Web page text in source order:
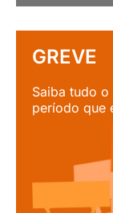
GREVE
Saiba tudo
período que